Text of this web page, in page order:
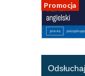
Promocja
Odsłuchaj